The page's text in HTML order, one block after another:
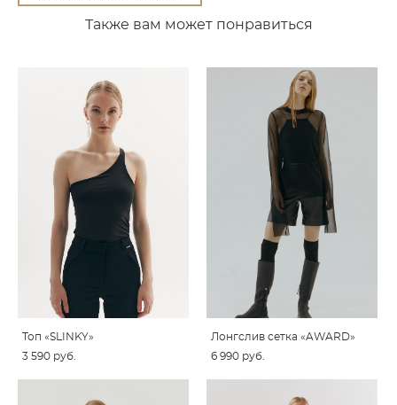
Также вам может понравиться
Топ «SLINKY»
3 590 pуб.
Лонгслив сетка «AWARD»
6 990 pуб.